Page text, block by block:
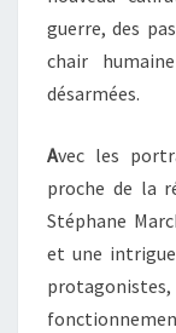
guerre, des
chair
désarmées.
Avec les
proche de la
Stéphane
et une